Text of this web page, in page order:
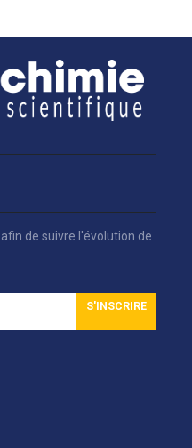
de suivre l'évolution de
S'INSCRIRE